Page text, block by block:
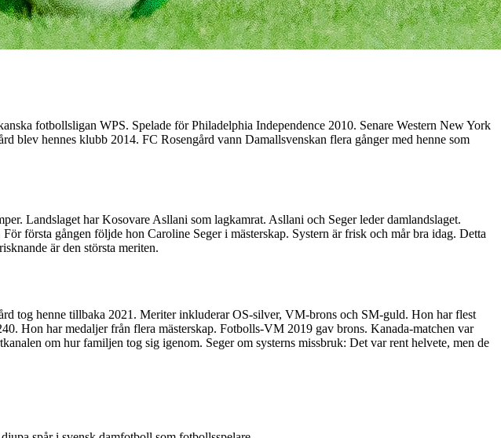
fotbollsligan WPS. Spelade för Philadelphia Independence 2010. Senare Western New York
hennes klubb 2014. FC Rosengård vann Damallsvenskan flera gånger med henne som
Landslaget har Kosovare Asllani som lagkamrat. Asllani och Seger leder damlandslaget.
första gången följde hon Caroline Seger i mästerskap. Systern är frisk och mår bra idag. Detta
är den största meriten.
tog henne tillbaka 2021. Meriter inkluderar OS-silver, VM-brons och SM-guld. Hon har flest
Hon har medaljer från flera mästerskap. Fotbolls-VM 2019 gav brons. Kanada-matchen var
om hur familjen tog sig igenom. Seger om systerns missbruk: Det var rent helvete, men de